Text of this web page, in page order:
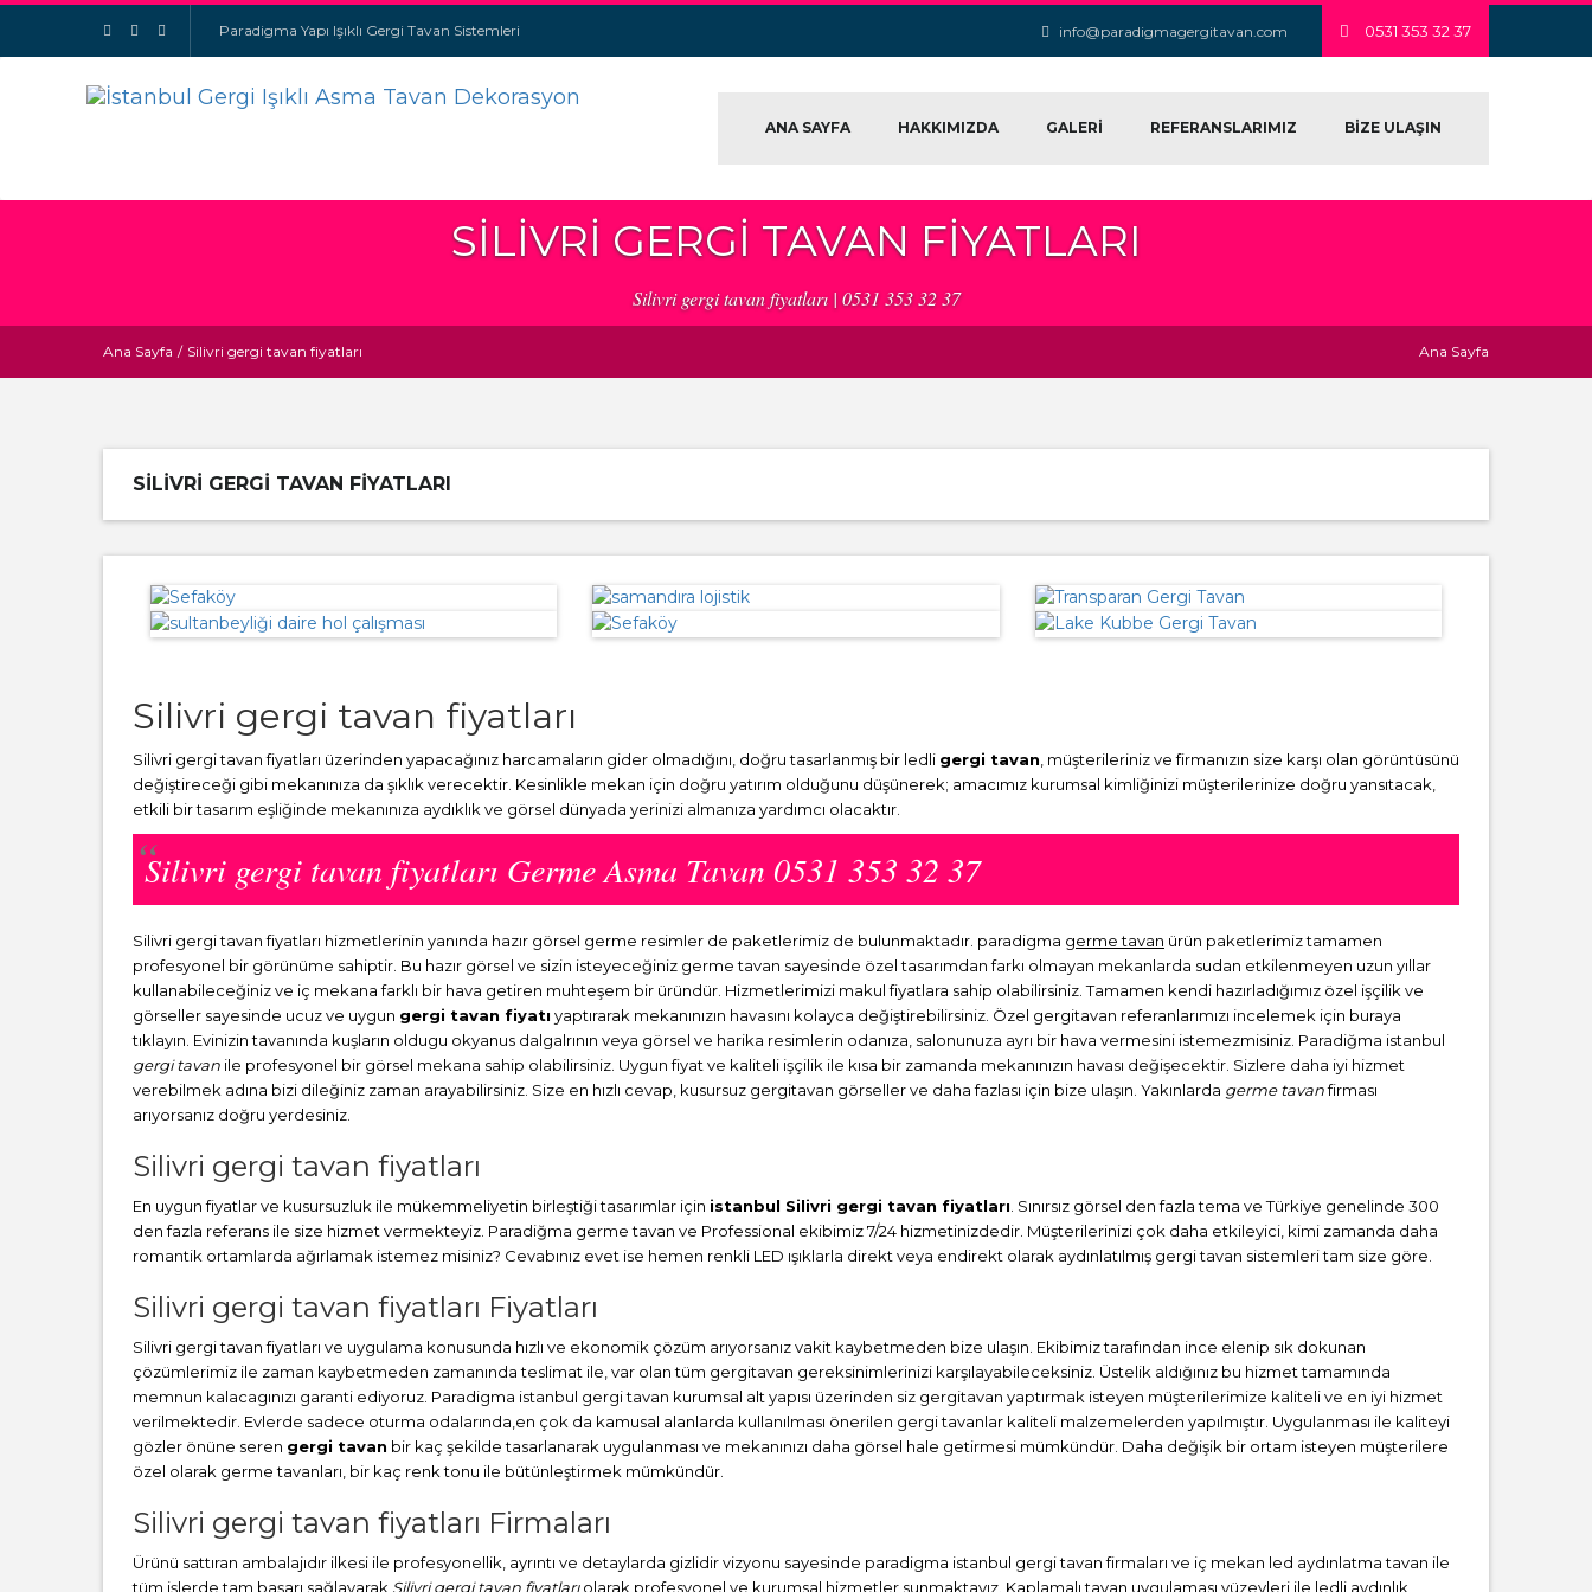
Paradigma Yapı Işıklı Gergi Tavan Sistemleri info@paradigmagergitavan.com 0531 353 32 37
ANA SAYFA HAKKIMIZDA GALERİ REFERANSLARIMIZ BİZE ULAŞIN
SILIVRI GERGI TAVAN FIYATLARI
Silivri gergi tavan fiyatları | 0531 353 32 37
Ana Sayfa / Silivri gergi tavan fiyatları Ana Sayfa
SILIVRI GERGI TAVAN FIYATLARI
Silivri gergi tavan fiyatları
Silivri gergi tavan fiyatları üzerinden yapacağınız harcamaların gider olmadığını, doğru tasarlanmış bir ledli gergi tavan , müşterileriniz ve firmanızın size karşı olan görüntüsünü
değiştireceği gibi mekanınıza da şıklık verecektir. Kesinlikle mekan için doğru yatırım olduğunu düşünerek; amacımız kurumsal kimliğinizi müşterilerinize doğru yansıtacak,
etkili bir tasarım eşliğinde mekanınıza aydıklık ve görsel dünyada yerinizi almanıza yardımcı olacaktır.
Silivri gergi tavan fiyatları Germe Asma Tavan 0531 353 32 37
Silivri gergi tavan fiyatları hizmetlerinin yanında hazır görsel germe resimler de paketlerimiz de bulunmaktadır. paradigma germe tavan ürün paketlerimiz tamamen
profesyonel bir görünüme sahiptir. Bu hazır görsel ve sizin isteyeceğiniz germe tavan sayesinde özel tasarımdan farkı olmayan mekanlarda sudan etkilenmeyen uzun yıllar
kullanabileceğiniz ve iç mekana farklı bir hava getiren muhteşem bir üründür. Hizmetlerimizi makul fiyatlara sahip olabilirsiniz. Tamamen kendi hazırladığımız özel işçilik ve
görseller sayesinde ucuz ve uygun gergi tavan fiyatı yaptırarak mekanınızın havasını kolayca değiştirebilirsiniz. Özel gergitavan referanlarımızı incelemek için buraya
tıklayın. Evinizin tavanında kuşların oldugu okyanus dalgalrının veya görsel ve harika resimlerin odanıza, salonunuza ayrı bir hava vermesini istemezmisiniz. Paradiğma istanbul
gergi tavan ile profesyonel bir görsel mekana sahip olabilirsiniz. Uygun fiyat ve kaliteli işçilik ile kısa bir zamanda mekanınızın havası değişecektir. Sizlere daha iyi hizmet
verebilmek adına bizi dileğiniz zaman arayabilirsiniz. Size en hızlı cevap, kusursuz gergitavan görseller ve daha fazlası için bize ulaşın. Yakınlarda germe tavanfirması
arıyorsanız doğru yerdesiniz.
Silivri gergi tavan fiyatları
En uygun fiyatlar ve kusursuzluk ile mükemmeliyetin birleştiği tasarımlar için istanbul Silivri gergi tavan fiyatları . Sınırsız görsel den fazla tema ve Türkiye genelinde 300
den fazla referans ile size hizmet vermekteyiz. Paradiğma germe tavan ve Professional ekibimiz 7/24 hizmetinizdedir. Müşterilerinizi çok daha etkileyici, kimi zamanda daha
romantik ortamlarda ağırlamak istemez misiniz? Cevabınız evet ise hemen renkli LED ışıklarla direkt veya endirekt olarak aydınlatılmış gergi tavan sistemleri tam size göre.
Silivri gergi tavan fiyatları Fiyatları
Silivri gergi tavan fiyatları ve uygulama konusunda hızlı ve ekonomik çözüm arıyorsanız vakit kaybetmeden bize ulaşın. Ekibimiz tarafından ince elenip sık dokunan
çözümlerimiz ile zaman kaybetmeden zamanında teslimat ile, var olan tüm gergitavan gereksinimlerinizi karşılayabileceksiniz. Üstelik aldığınız bu hizmet tamamında
memnun kalacagınızı garanti ediyoruz. Paradigma istanbul gergi tavan kurumsal alt yapısı üzerinden siz gergitavan yaptırmak isteyen müşterilerimize kaliteli ve en iyi hizmet
verilmektedir. Evlerde sadece oturma odalarında,en çok da kamusal alanlarda kullanılması önerilen gergi tavanlar kaliteli malzemelerden yapılmıştır. Uygulanması ile kaliteyi
gözler önüne seren gergi tavan bir kaç şekilde tasarlanarak uygulanması ve mekanınızı daha görsel hale getirmesi mümkündür. Daha değişik bir ortam isteyen müşterilere
özel olarak germe tavanları, bir kaç renk tonu ile bütünleştirmek mümkündür.
Silivri gergi tavan fiyatları Firmaları
Ürünü sattıran ambalajıdır ilkesi ile profesyonellik, ayrıntı ve detaylarda gizlidir vizyonu sayesinde paradigma istanbul gergi tavan firmaları ve iç mekan led aydınlatma tavan ile
tüm işlerde tam başarı sağlayarak Silivri gergi tavan fiyatlarıolarak profesyonel ve kurumsal hizmetler sunmaktayız. Kaplamalı tavan uygulaması yüzeyleri ile ledli aydınlık